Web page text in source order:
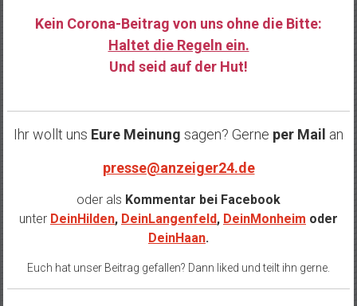
Kein Corona-Beitrag von uns ohne die Bitte:
Haltet die Regeln ein.
Und seid auf der Hut!
Ihr wollt uns Eure Meinung sagen? Gerne per Mail an
presse@anzeiger24.de
oder als Kommentar bei Facebook
unter DeinHilden, DeinLangenfeld, DeinMonheim oder
DeinHaan.
Euch hat unser Beitrag gefallen? Dann liked und teilt ihn gerne.